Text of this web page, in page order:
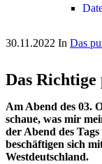
30.11.2022 In Das
Das Richtige
Am Abend des 03.
schaue, was mir
der Abend des
beschäftigen sich
Westdeutschland.